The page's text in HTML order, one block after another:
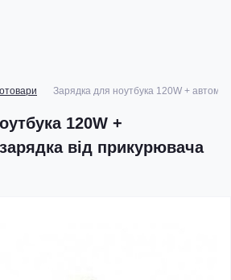
Зарядка для ноутбука 120W +
120W +
від прикурювача